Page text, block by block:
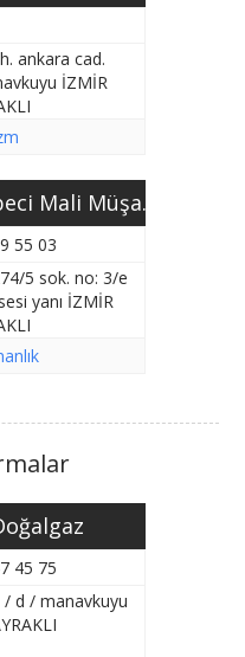
ankara cad.
İZMİR
Mali Müşa...
55 03
5 sok. no: 3/e
yanı İZMİR
45 75
/ d / manavkuyu